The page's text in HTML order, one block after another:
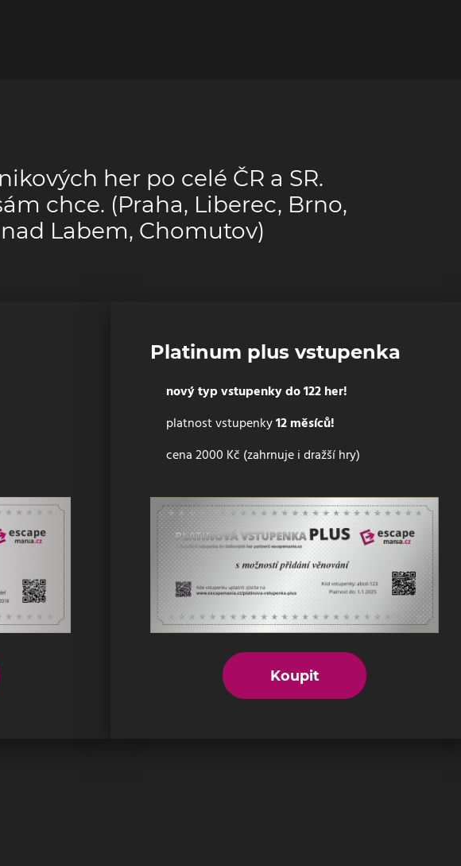
her po celé ČR a SR.
chce. (Praha, Liberec, Brno,
Labem, Chomutov)
Platinum plus vstupenka
nový typ vstupenky do 122 her!
platnost vstupenky12 měsíců!
cena 2000 Kč (zahrnuje i dražší hry)
Koupit